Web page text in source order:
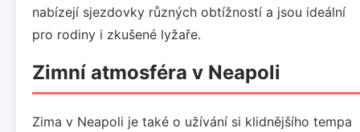
nabízejí sjezdovky různých obtížností a jsou ideální
pro rodiny i zkušené lyžaře.
Zimní atmosféra v Neapoli
Zima v Neapoli je také o užívání si klidnějšího tempa